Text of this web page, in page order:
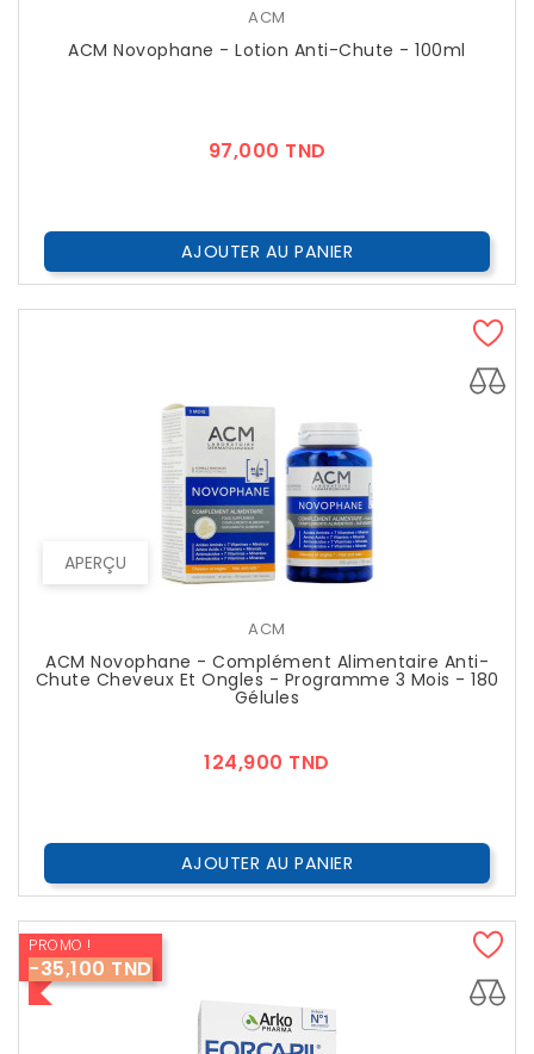
ACM
ACM Novophane - Lotion Anti-Chute - 100ml
97,000 TND
AJOUTER AU PANIER
APERÇU
ACM
ACM Novophane - Complément Alimentaire Anti-
Chute Cheveux Et Ongles - Programme 3 Mois - 180
Gélules
124,900 TND
AJOUTER AU PANIER
PROMO !
-35,100 TND